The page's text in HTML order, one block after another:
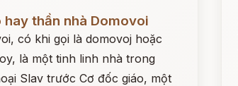
hay thần nhà Domovoi
có khi gọi là domovoj hoặc
là một tinh linh nhà trong
Slav trước Cơ đốc giáo, một